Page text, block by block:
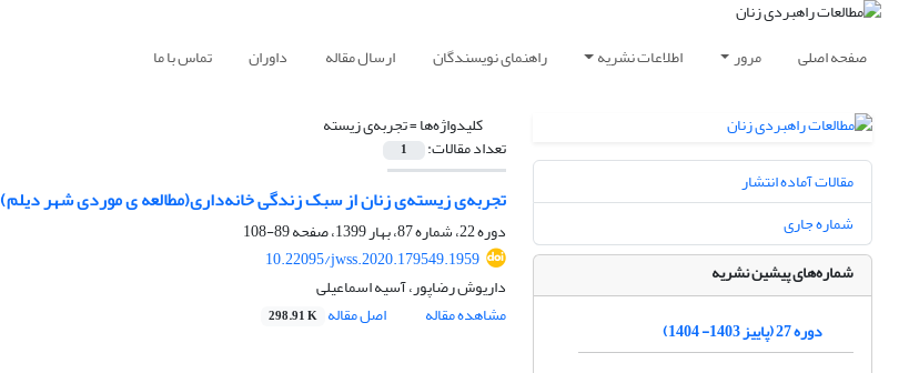
صفحه اصلی مرور اطلاعات نشریه راهنمای نویسندگان ارسال مقاله داوران تماس با ما
کلیدواژه‌ها =تجربه‌ی زیسته
تعداد مقالات: 1
تجربه‌ی زیسته‌ی زنان از سبک زندگی خانه‌داری(مطالعه ی موردی شهر دیلم)
دوره 22، شماره 87، بهار 1399، صفحه
89-108
10.22095/jwss.2020.179549.1959
داریوش رضاپور، آسیه اسماعیلی
مشاهده مقاله
اصل مقاله 298.91 K
مقالات آماده انتشار
شماره جاری
شماره‌های پیشین نشریه
دوره 27 (پاییز 1403- 1404)